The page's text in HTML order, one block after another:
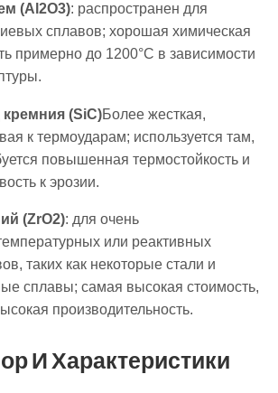
(Al2O3): распространен для
сплавов; хорошая химическая
примерно до 1200°C в зависимости
кремния (SiC)Более жесткая,
к термоударам; используется там,
повышенная термостойкость и
к эрозии.
(ZrO2): для очень
или реактивных
таких как некоторые стали и
сплавы; самая высокая стоимость,
производительность.
И Характеристики